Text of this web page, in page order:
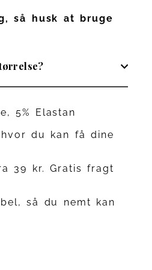
så husk at bruge
5% Elastan
du kan få dine
39 kr. Gratis fragt
så du nemt kan